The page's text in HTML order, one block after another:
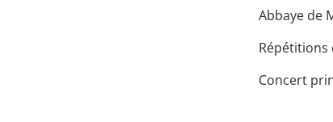
Abbaye de
Répétitions
Concert